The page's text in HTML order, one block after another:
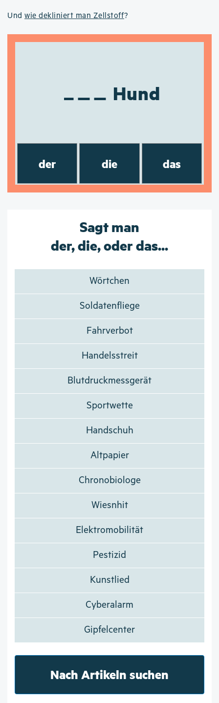
Und wie dekliniert man Zellstoff?
Hund
der die das
Sagt man
der, die, oder das...
Wörtchen
Soldatenfliege
Fahrverbot
Handelsstreit
Blutdruckmessgerät
Sportwette
Handschuh
Altpapier
Chronobiologe
Wiesnhit
Elektromobilität
Pestizid
Kunstlied
Cyberalarm
Gipfelcenter
Nach Artikeln suchen